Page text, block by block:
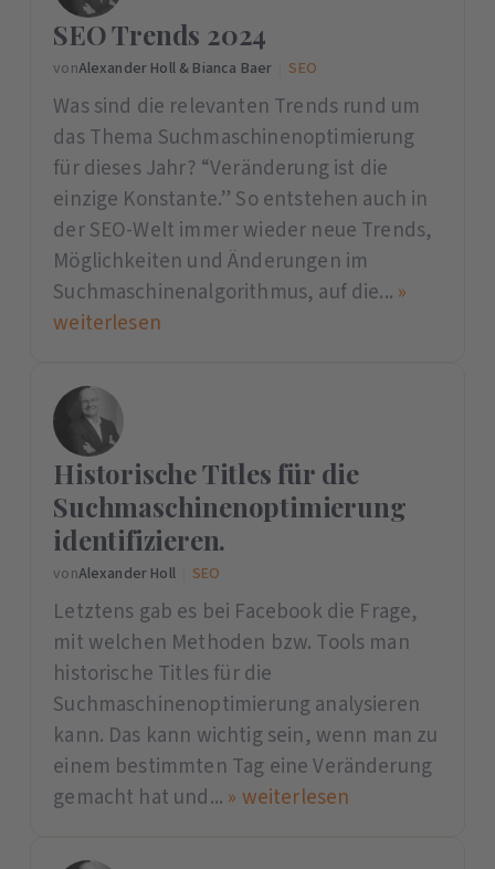
SEO Trends 2024
vonAlexander Holl & Bianca Baer SEO
Was sind die relevanten Trends rund um
das Thema Suchmaschinenoptimierung
für dieses Jahr? “Veränderung ist die
einzige Konstante.” So entstehen auch in
der SEO-Welt immer wieder neue Trends,
Möglichkeiten und Änderungen im
Suchmaschinenalgorithmus, auf die... »
weiterlesen
Historische Titles für die
Suchmaschinenoptimierung
identifizieren.
vonAlexander Holl SEO
Letztens gab es bei Facebook die Frage,
mit welchen Methoden bzw. Tools man
historische Titles für die
Suchmaschinenoptimierung analysieren
kann. Das kann wichtig sein, wenn man zu
einem bestimmten Tag eine Veränderung
gemacht hat und... » weiterlesen